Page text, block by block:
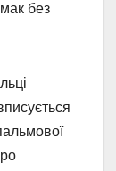
без